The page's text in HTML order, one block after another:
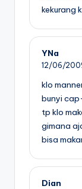
kekurang
YNa
12/06/
klo
bunyi
tp klo
gimana
bisa
Dian